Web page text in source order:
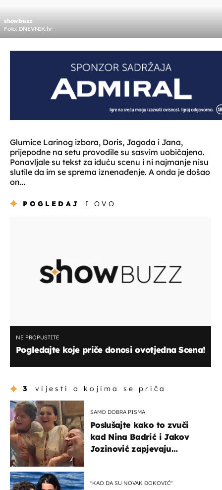
showbuzz
Foto: DNEVNIK.hr
Glumice Larinog izbora, Doris, Jagoda i Jana,
prijepodne na setu provodile su sasvim uobičajeno.
Ponavljale su tekst za iduću scenu i ni najmanje nisu
slutile da im se sprema iznenađenje. A onda je došao
on...
POGLEDAJ I OVO
NE PROPUSTITE
Pogledajte koje priče donosi ovotjedna Scena!
3 vijesti o kojima se priča
SAMO DOBRA PISMA
Poslušajte kako to zvuči
kad Nina Badrić i Jakov
Jozinović zapjevaju
"KAO DA SU NOVAK ĐOKOVIĆ"